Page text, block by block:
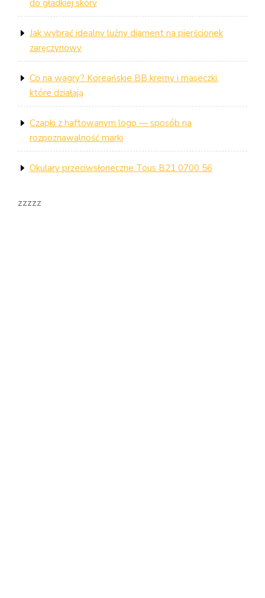
do gładkiej skóry
Jak wybrać idealny luźny diament na pierścionek
zaręczynowy
Co na wagry? Koreańskie BB kremy i maseczki,
które działają
Czapki z haftowanym logo — sposób na
rozpoznawalność marki
Okulary przeciwsłoneczne Tous B21 0700 56
zzzzz